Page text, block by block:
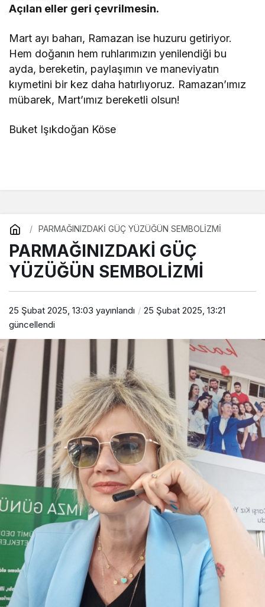
Açılan eller geri çevrilmesin.
Mart ayı baharı, Ramazan ise huzuru getiriyor.
Hem doğanın hem ruhlarımızın yenilendiği bu
ayda, bereketin, paylaşımın ve maneviyatın
kıymetini bir kez daha hatırlıyoruz. Ramazan’ımız
mübarek, Mart’ımız bereketli olsun!
Buket Işıkdoğan Köse
PARMAĞINIZDAKİ GÜÇ YÜZÜĞÜN SEMBOLİZMİ
PARMAĞINIZDAKİ GÜÇ
YÜZÜĞÜN SEMBOLİZMİ
25 Şubat 2025, 13:03 yayınlandı
25 Şubat 2025, 13:21
güncellendi